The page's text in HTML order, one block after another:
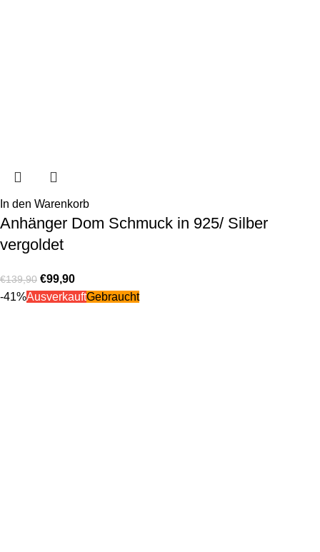
In den Warenkorb
Anhänger Dom Schmuck in 925/ Silber
vergoldet
€139,90 €99,90
-41%AusverkauftGebraucht